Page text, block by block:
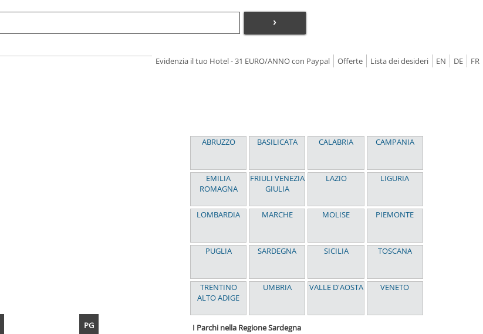
›
FR
DE
EN
Lista dei desideri
Offerte
Evidenzia il tuo Hotel - 31 EURO/ANNO con Paypal
PG
ABRUZZO BASILICATA CALABRIA CAMPANIA
EMILIA
ROMAGNA
FRIULI VENEZIA
GIULIA
LAZIO LIGURIA
LOMBARDIA MARCHE MOLISE PIEMONTE
PUGLIA SARDEGNA SICILIA TOSCANA
TRENTINO
ALTO ADIGE
UMBRIA VALLE D'AOSTA VENETO
I Parchi nella Regione Sardegna